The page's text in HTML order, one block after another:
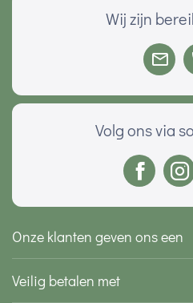
Wij zijn
Volg ons via
Onze klanten geven ons een
Veilig betalen met